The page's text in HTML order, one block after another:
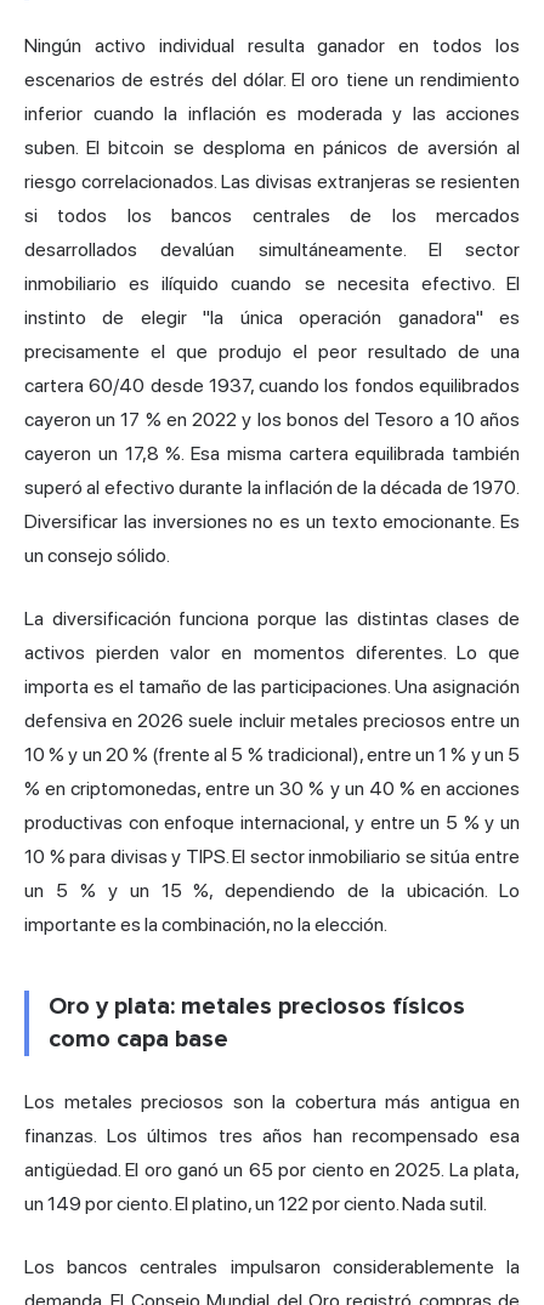
Ningún activo individual resulta ganador en todos los
escenarios de estrés del dólar. El oro tiene un rendimiento
inferior cuando la inflación es moderada y las acciones
suben. El bitcoin se desploma en pánicos de aversión al
riesgo correlacionados. Las divisas extranjeras se resienten
si todos los bancos centrales de los mercados
desarrollados devalúan simultáneamente. El sector
inmobiliario es ilíquido cuando se necesita efectivo. El
instinto de elegir "la única operación ganadora" es
precisamente el que produjo el peor resultado de una
cartera 60/40 desde 1937, cuando los fondos equilibrados
cayeron un 17 % en 2022 y los bonos del Tesoro a 10 años
cayeron un 17,8 %. Esa misma cartera equilibrada también
superó al efectivo durante la inflación de la década de 1970.
Diversificar las inversiones no es un texto emocionante. Es
un consejo sólido.
La diversificación funciona porque las distintas clases de
activos pierden valor en momentos diferentes. Lo que
importa es el tamaño de las participaciones. Una asignación
defensiva en 2026 suele incluir metales preciosos entre un
10 % y un 20 % (frente al 5 % tradicional), entre un 1 % y un 5
% en criptomonedas, entre un 30 % y un 40 % en acciones
productivas con enfoque internacional, y entre un 5 % y un
10 % para divisas y TIPS. El sector inmobiliario se sitúa entre
un 5 % y un 15 %, dependiendo de la ubicación. Lo
importante es la combinación, no la elección.
Oro y plata: metales preciosos físicos
como capa base
Los metales preciosos son la cobertura más antigua en
finanzas. Los últimos tres años han recompensado esa
antigüedad. El oro ganó un 65 por ciento en 2025. La plata,
un 149 por ciento. El platino, un 122 por ciento. Nada sutil.
Los bancos centrales impulsaron considerablemente la